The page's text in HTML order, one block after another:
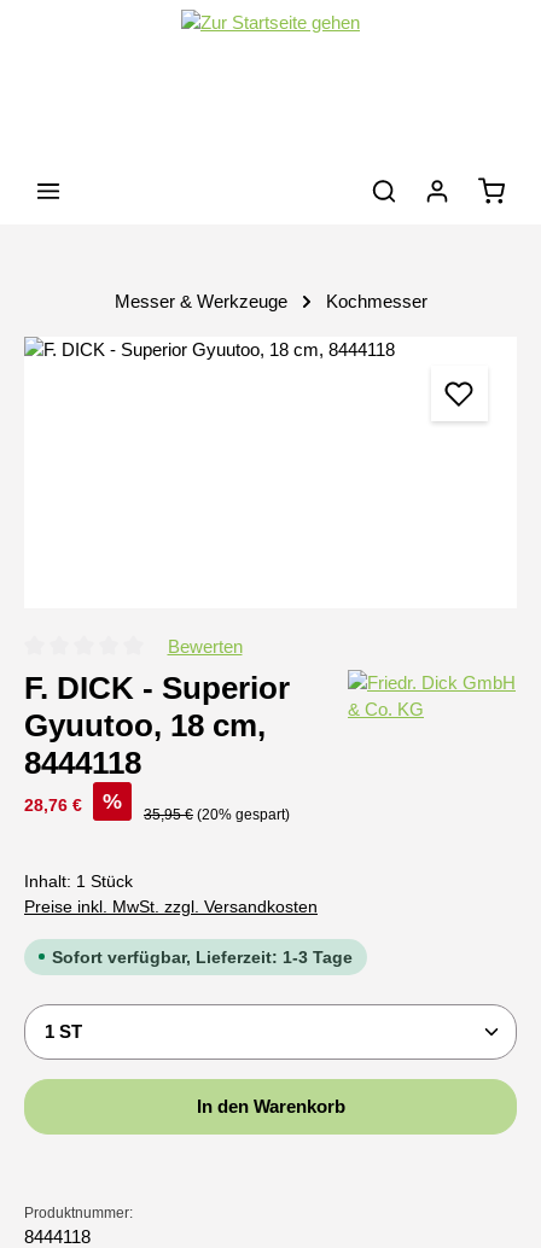
Zum Hauptinhalt springen
Messer & Werkzeuge Kochmesser
Bildergalerie überspringen
Durchschnittliche Bewertung von 0 von 5 Sternen
Bewerten
F. DICK - Superior
Gyuutoo, 18 cm,
8444118
Verkaufspreis:
28,76 € % Regulärer Preis:
35,95 € (20% gespart)
Inhalt: 1 Stück
Preise inkl. MwSt. zzgl. Versandkosten
Sofort verfügbar, Lieferzeit: 1-3 Tage
Produkt Anzahl: Gib den gewünschten Wert ein
In den Warenkorb
Produktnummer:
8444118